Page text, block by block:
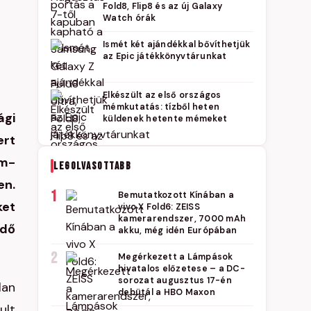
Fold8, Flip8 és az új Galaxy
Watch órák
Ismét két ajándékkal bővíthetjük
az Epic játékkönyvtárunkat
Elkészült az első országos
mémkutatás: tízből heten
küldenek hetente mémeket
LEGOLVASOTTABB
1
Bemutatkozott Kínában a
vivo X Fold6: ZEISS
kamerarendszer, 7000 mAh
akku, még idén Európában
2
Megérkezett a Lámpások
hivatalos előzetese – a DC-
sorozat augusztus 17-én
debütál a HBO Maxon